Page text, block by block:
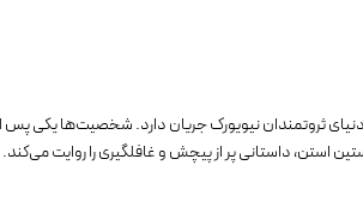
دنیای ثروتمندان نیویورک جریان دارد. شخصیت‌ها یکی
استن، داستانی پر از پیچش و غافلگیری را روایت می‌کند.